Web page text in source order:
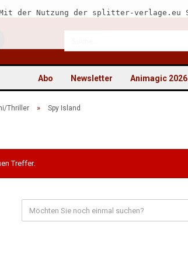
der Nutzung der splitter-
Animagic 2026
Newsletter
Abo
Thriller » Spy Island
Treffer.